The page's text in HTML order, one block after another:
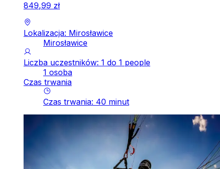
849,99 zł
Lokalizacja: Mirosławice
Mirosławice
Liczba uczestników: 1 do 1 people
1 osoba
Czas trwania
Czas trwania: 40 minut